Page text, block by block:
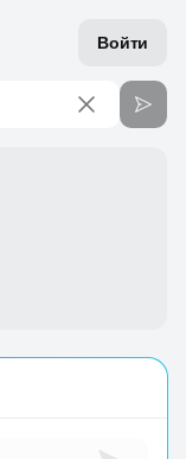
Войти